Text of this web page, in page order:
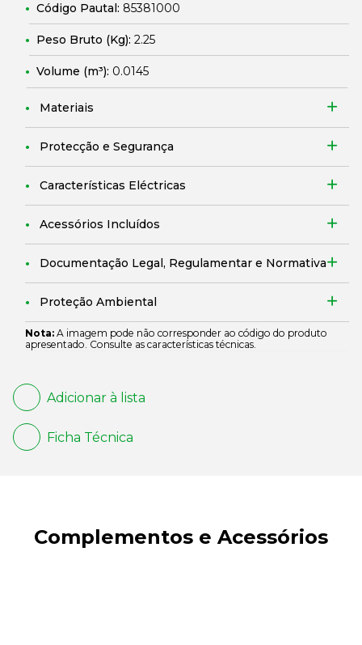
Código Pautal: 85381000
Peso Bruto (Kg): 2.25
Volume (m³): 0.0145
Materiais
Protecção e Segurança
Características Eléctricas
Acessórios Incluídos
Documentação Legal, Regulamentar e Normativa
Proteção Ambiental
Nota: A imagem pode não corresponder ao código do produto
apresentado. Consulte as características técnicas.
Adicionar à lista
Ficha Técnica
Complementos e Acessórios